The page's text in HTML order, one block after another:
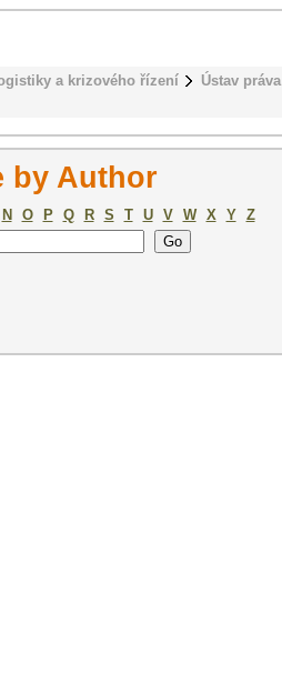
a krizového řízení Ústav práva
by Author
N O P Q R S T U V W X Y
Z